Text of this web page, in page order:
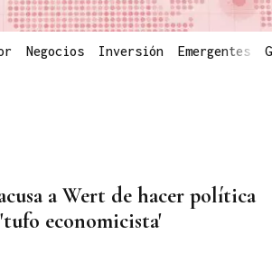
Negocios Inversión Emergentes
a Wert de hacer política
economicista'